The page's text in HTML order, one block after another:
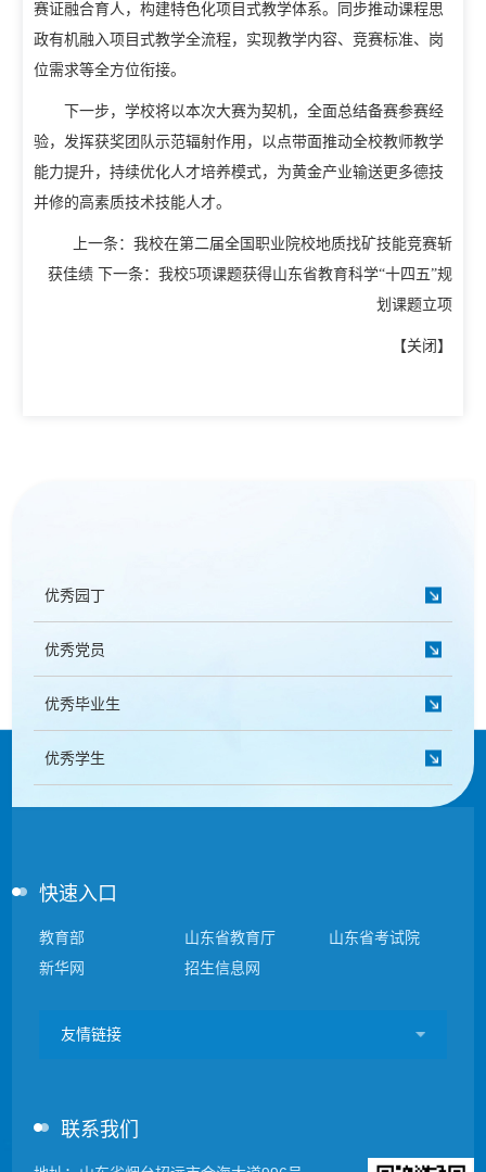
教学建设
校企合作
赛证融合育人，构建特色化项目式教学体系。同步推动课程思
政有机融入项目式教学全流程，实现教学内容、竞赛标准、岗
位需求等全方位衔接。
下一步，学校将以本次大赛为契机，全面总结备赛参赛经
验，发挥获奖团队示范辐射作用，以点带面推动全校教师教学
能力提升，持续优化人才培养模式，为黄金产业输送更多德技
并修的高素质技术技能人才。
上一条： 我校在第二届全国职业院校地质找矿技能竞赛斩
获佳绩下一条： 我校5项课题获得山东省教育科学“十四五”规
划课题立项
【关闭 】
优秀园丁
优秀党员
优秀毕业生
优秀学生
快速入口
教育部 山东省教育厅
山东省考试院
新华网
招生信息网
友情链接
联系我们